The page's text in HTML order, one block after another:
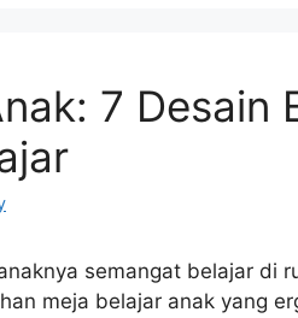
7 Desain
semangat belajar di
meja belajar anak yang